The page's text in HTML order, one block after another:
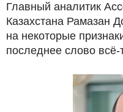
Главный аналитик
Казахстана Рамазан
на некоторые
последнее слово всё-